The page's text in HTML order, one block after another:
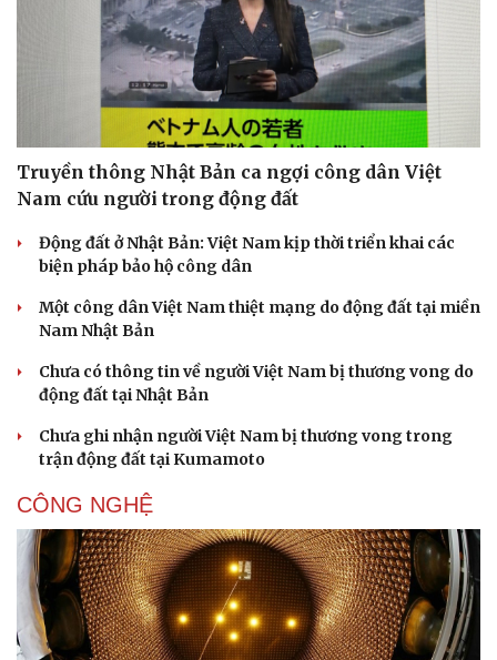
Truyền thông Nhật Bản ca ngợi công dân Việt
Nam cứu người trong động đất
Động đất ở Nhật Bản: Việt Nam kịp thời triển khai các
biện pháp bảo hộ công dân
Một công dân Việt Nam thiệt mạng do động đất tại miền
Nam Nhật Bản
Chưa có thông tin về người Việt Nam bị thương vong do
động đất tại Nhật Bản
Chưa ghi nhận người Việt Nam bị thương vong trong
trận động đất tại Kumamoto
CÔNG NGHỆ